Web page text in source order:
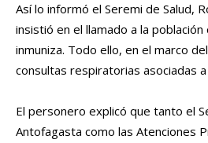
Así lo informó el Seremi de Salud,
insistió en el llamado a la
inmuniza. Todo ello, en el marco
consultas respiratorias asociadas
El personero explicó que tanto el
Antofagasta como las Atenciones